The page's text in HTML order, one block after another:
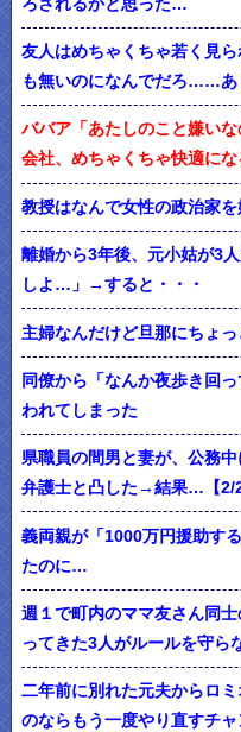
友人はめちゃくちゃ若く見
も無いのになんでだろ……あ
ババア「あたしのこと嫌い
会社、めちゃくちゃ快適にな
教授はなんで女性の政治家
離婚から3年後、元小姑が3
しよ…」→すると・・・
主婦なんだけど旦那にちょ
同僚から「なんか夜歩き回
われてしまった
県職員の間男と妻が、公務
弁護士と凸した→結果…【2/2
義両親が「1000万円援助す
たのに…
週１で町内のママ友さん同
ってきた3人がルールを守ら
二年前に別れた元夫からロ
のならもう一度やり直すチ